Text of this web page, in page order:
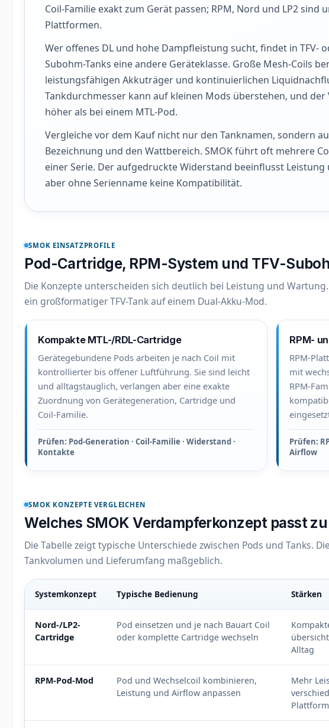
Coil-Familie exakt zum Gerät passen; RPM, Nord und LP2 sind
Plattformen.
Wer offenes DL und hohe Dampfleistung sucht, findet in TFV-
Subohm-Tanks eine andere Geräteklasse. Große Mesh-Coils
leistungsfähigen Akkuträger und kontinuierlichen
Tankdurchmesser kann auf kleinen Mods überstehen, und
höher als bei einem MTL-Pod.
Vergleiche vor dem Kauf nicht nur den Tanknamen, sondern
Bezeichnung und den Wattbereich. SMOK führt oft mehrere
einer Serie. Der aufgedruckte Widerstand beeinflusst
aber ohne Serienname keine Kompatibilität.
SMOK EINSATZPROFILE
Pod-Cartridge, RPM-System und TFV-
Die Konzepte unterscheiden sich deutlich bei Leistung und
ein großformatiger TFV-Tank auf einem Dual-Akku-Mod.
Kompakte MTL-/RDL-Cartridge
Gerätegebundene Pods arbeiten je nach Coil mit
kontrollierter bis offener Luftführung. Sie sind leicht
und alltagstauglich, verlangen aber eine exakte
Zuordnung von Gerätegeneration, Cartridge und
Coil-Familie.
Prüfen: Pod-Generation · Coil-Familie · Widerstand ·
Kontakte
RPM-
RPM-
mit
RPM-
Prüfen:
Airflow
SMOK KONZEPTE VERGLEICHEN
Welches SMOK Verdampferkonzept passt
Die Tabelle zeigt typische Unterschiede zwischen Pods und Tanks.
Tankvolumen und Lieferumfang maßgeblich.
Systemkonzept Typische Bedienung Stärken
Nord-/LP2-
Cartridge
Pod einsetzen und je nach Bauart Coil
oder komplette Cartridge wechseln
Alltag
RPM-Pod-Mod
Pod und Wechselcoil kombinieren,
Leistung und Airflow anpassen
Mehr
Plattform